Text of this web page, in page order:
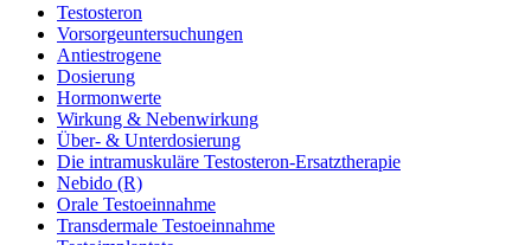
Testosteron
Vorsorgeuntersuchungen
Antiestrogene
Dosierung
Hormonwerte
Wirkung & Nebenwirkung
Über- & Unterdosierung
Die intramuskuläre Testosteron-Ersatztherapie
Nebido (R)
Orale Testoeinnahme
Transdermale Testoeinnahme